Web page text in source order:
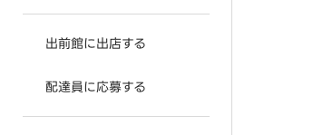
出前館に出店する
配達員に応募する